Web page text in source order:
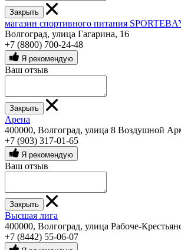
Закрыть
магазин спортивного питания
Волгоград, улица Гагарина, 16
+7 (8800) 700-24-48
Я рекомендую
Ваш отзыв
Закрыть
Арена
400000, Волгоград, улица 8 Воздушной
+7 (903) 317-01-65
Я рекомендую
Ваш отзыв
Закрыть
Высшая лига
400000, Волгоград, улица Рабоче-
+7 (8442) 55-06-07